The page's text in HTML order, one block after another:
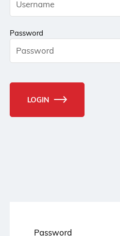
Password
LOGIN
Password